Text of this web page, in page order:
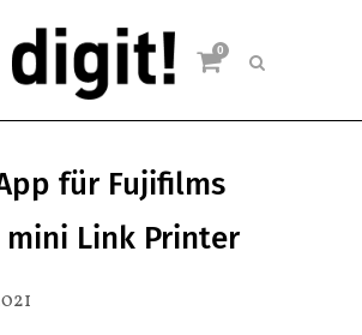
0
für Fujifilms
Link Printer